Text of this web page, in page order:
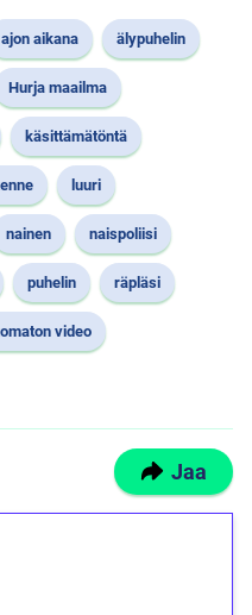
ajon aikana älypuhelin
Hurja maailma
käsittämätöntä
luuri
nainen naispoliisi
puhelin räpläsi
video
Jaa